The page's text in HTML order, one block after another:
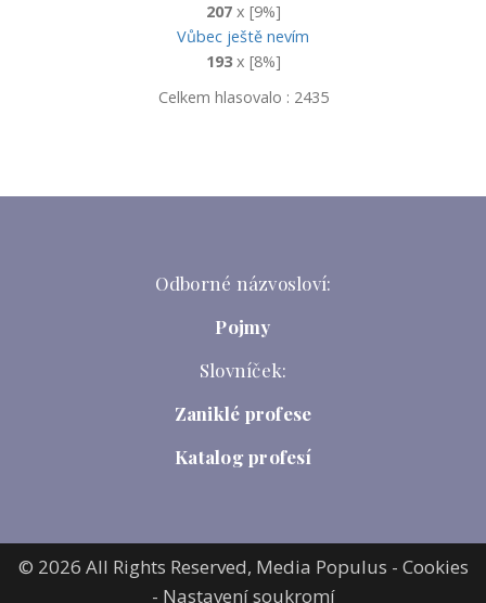
207x [9%]
Vůbec ještě nevím
193x [8%]
Celkem hlasovalo : 2435
Odborné názvosloví:
Pojmy
Slovníček:
Zaniklé profese
Katalog profesí
© 2026 All Rights Reserved, Media Populus - Cookies
- Nastavení soukromí